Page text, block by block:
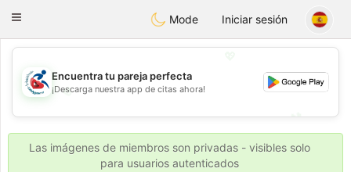
Handi Space
Toggle
Mode Iniciar sesión
💖
💕
Encuentra tu pareja perfecta
¡Descarga nuestra app de citas ahora!
Las imágenes de miembros son privadas - visibles solo
para usuarios autenticados